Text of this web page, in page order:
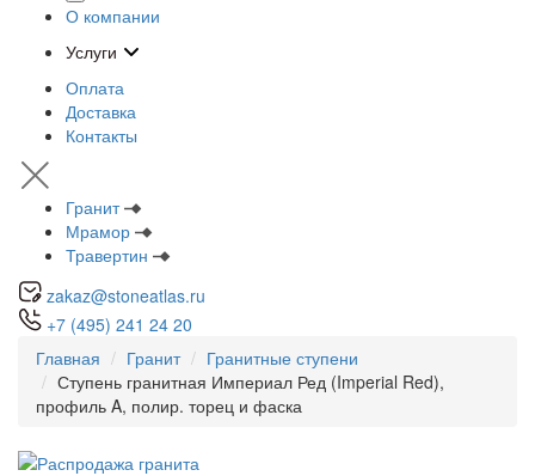
О компании
Услуги
Оплата
Доставка
Контакты
Гранит
Мрамор
Травертин
zakaz@stoneatlas.ru
+7 (495) 241 24 20
Главная
Гранит
Гранитные ступени
Ступень гранитная Империал Ред (Imperial Red),
профиль A, полир. торец и фаска